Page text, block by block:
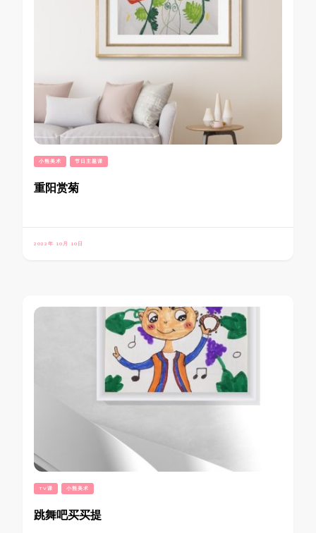
小熊美术 节日主题课
重阳赏菊
2022年 10月 10日
TV课 小熊美术
跳舞吧买买提